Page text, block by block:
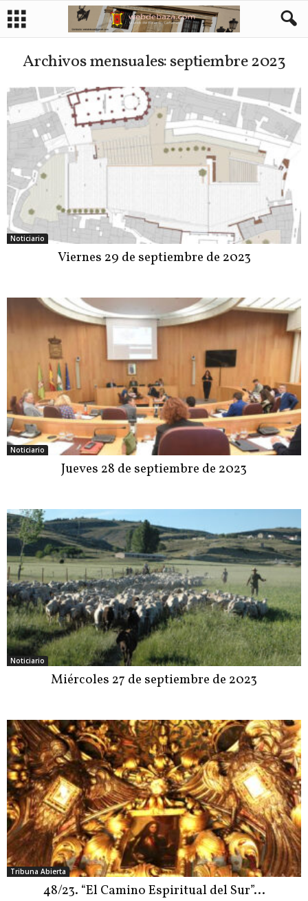
Archivos mensuales: septiembre 2023
Noticiario
Viernes 29 de septiembre de 2023
Noticiario
Jueves 28 de septiembre de 2023
Noticiario
Miércoles 27 de septiembre de 2023
Tribuna Abierta
48/23. “El Camino Espiritual del Sur”…